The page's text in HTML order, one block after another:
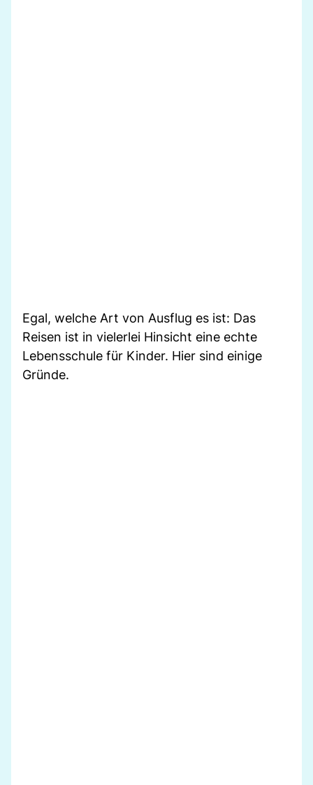
Egal, welche Art von Ausflug es ist: Das
Reisen ist in vielerlei Hinsicht eine echte
Lebensschule für Kinder. Hier sind einige
Gründe.